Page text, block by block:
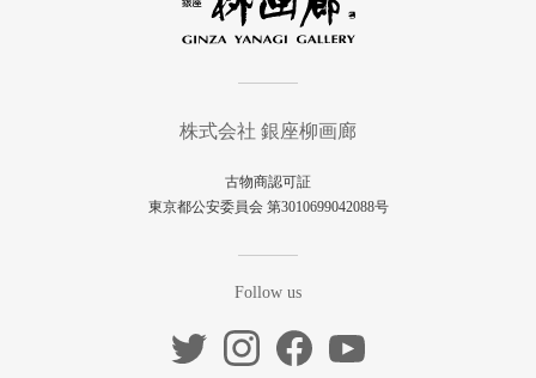
株式会社 銀座柳画廊
古物商認可証
東京都公安委員会 第3010699042088号
Follow us